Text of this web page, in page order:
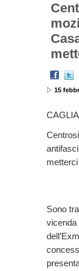
15
metterci
Sono
vicenda